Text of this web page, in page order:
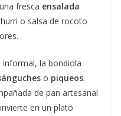
fresca ensalada
o salsa de rocoto
informal, la bondiola
o piqueos.
de pan artesanal
en un plato